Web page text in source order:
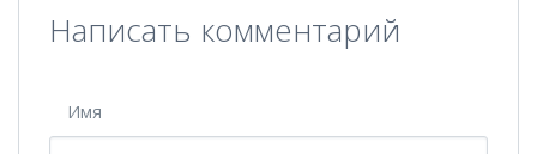
Написать комментарий
Имя